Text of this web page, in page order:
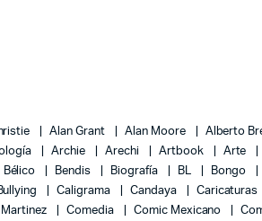
Alan Grant Alan Moore Alberto
Archie Arechi Artbook Arte
Bélico Bendis Biografía BL Bongo
Caligrama Candaya Caricaturas
Comedia Comic Mexicano